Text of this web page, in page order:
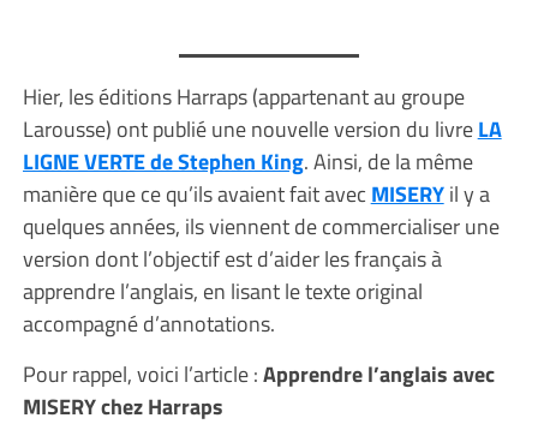
Hier, les éditions Harraps (appartenant au groupe
Larousse) ont publié une nouvelle version du livreLA
LIGNE VERTE de Stephen King. Ainsi, de la même
manière que ce qu’ils avaient fait avec MISERYil y a
quelques années, ils viennent de commercialiser une
version dont l’objectif est d’aider les français à
apprendre l’anglais, en lisant le texte original
accompagné d’annotations.
Pour rappel, voici l’article :Apprendre l’anglais avec
MISERY chez Harraps